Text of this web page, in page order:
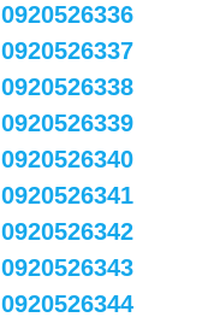
0920526336
0920526337
0920526338
0920526339
0920526340
0920526341
0920526342
0920526343
0920526344